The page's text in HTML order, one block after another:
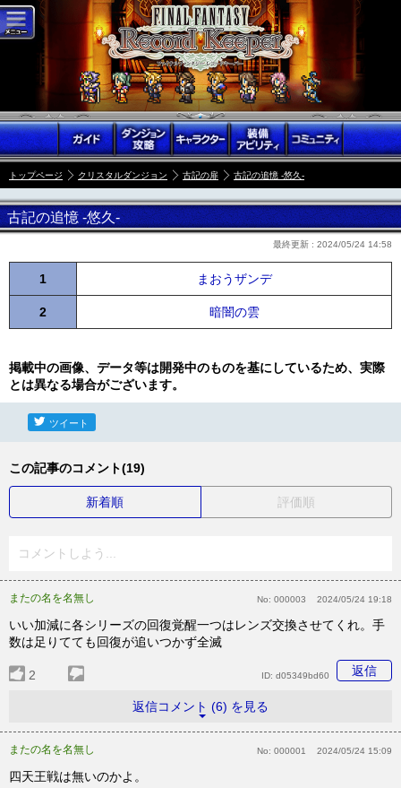
トップページ クリスタルダンジョン 古記の扉 古記の追憶 -悠久-
古記の追憶 -悠久-
最終更新 : 2024/05/24 14:58
1 まおうザンデ
2 暗闇の雲
掲載中の画像、データ等は開発中のものを基にしているため、実際
とは異なる場合がございます。
ツイート
この記事のコメント(19)
新着順 評価順
コメントしよう...
またの名を名無し No: 000003 2024/05/24 19:18
いい加減に各シリーズの回復覚醒一つはレンズ交換させてくれ。手
数は足りてても回復が追いつかず全滅
2 返信
ID: d05349bd60
返信コメント (6) を見る
またの名を名無し No: 000001 2024/05/24 15:09
四天王戦は無いのかよ。